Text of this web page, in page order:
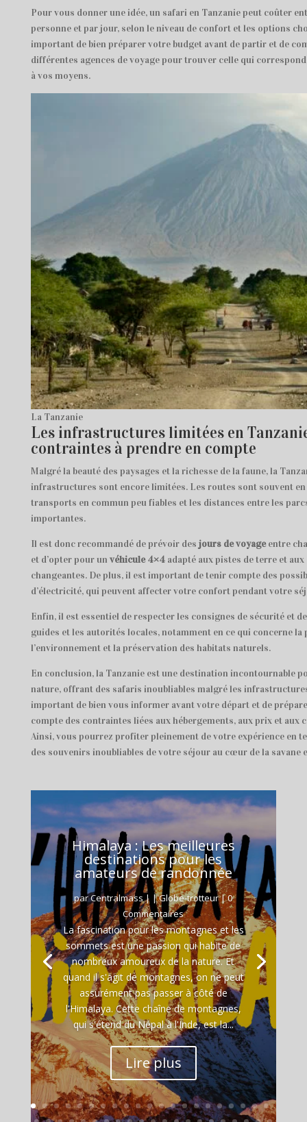
Pour vous donner une idée, un safari en Tanzanie peut coûter
personne et par jour, selon le niveau de confort et les options
important de bien préparer votre budget avant de partir et de
différentes agences de voyage pour trouver celle qui
à vos moyens.
La Tanzanie
Les infrastructures limitées en
contraintes à prendre en compte
Malgré la beauté des paysages et la richesse de la faune, la
infrastructures sont encore limitées. Les routes sont souvent en
transports en commun peu fiables et les distances entre les
importantes.
Il est donc recommandé de prévoir des jours de voyageentre
et d’opter pour un véhicule 4×4adapté aux pistes de terre et
changeantes. De plus, il est important de tenir compte des
d’électricité, qui peuvent affecter votre confort pendant votre
Enfin, il est essentiel de respecter les consignes de sécurité et
guides et les autorités locales, notamment en ce qui concerne la
l’environnement et la préservation des habitats naturels.
En conclusion, la Tanzanie est une destination incontournable
nature, offrant des safaris inoubliables malgré les
important de bien vous informer avant votre départ et de
compte des contraintes liées aux hébergements, aux prix et aux
Ainsi, vous pourrez profiter pleinement de votre expérience en
des souvenirs inoubliables de votre séjour au cœur de la savane
Himalaya : Les meilleures
destinations pour les
amateurs de randonnée
parCentralmass| |Globe-trotteur| 0
Commentaires
La fascination pour les montagnes et les
sommets est une passion qui habite de
nombreux amoureux de la nature. Et
quand il s'agit de montagnes, on ne peut
assurément pas passer à côté de
l'Himalaya. Cette chaîne de montagnes,
qui s'étend du Népal à l'Inde, est la...
Lire plus